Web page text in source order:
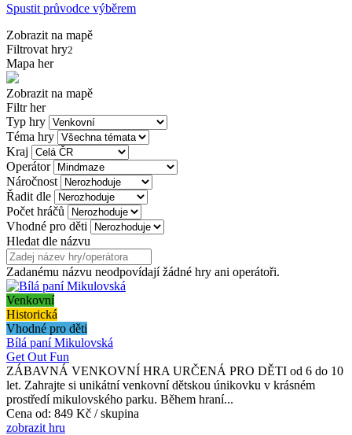
Spustit průvodce výběrem
Zobrazit na mapě
Filtrovat hry2
Mapa her
Zobrazit na mapě
Filtr her
Typ hry
Téma hry
Kraj
Operátor
Náročnost
Řadit dle
Počet hráčů
Vhodné pro děti
Hledat dle názvu
Zadanému názvu neodpovídají žádné hry ani operátoři.
Venkovní
Historická
Vhodné pro děti
Bílá paní Mikulovská
Get Out Fun
ZÁBAVNÁ VENKOVNÍ HRA URČENÁ PRO DĚTI od 6 do 10
let. Zahrajte si unikátní venkovní dětskou únikovku v krásném
prostředí mikulovského parku. Během hraní...
Cena od: 849 Kč / skupina
zobrazit hru